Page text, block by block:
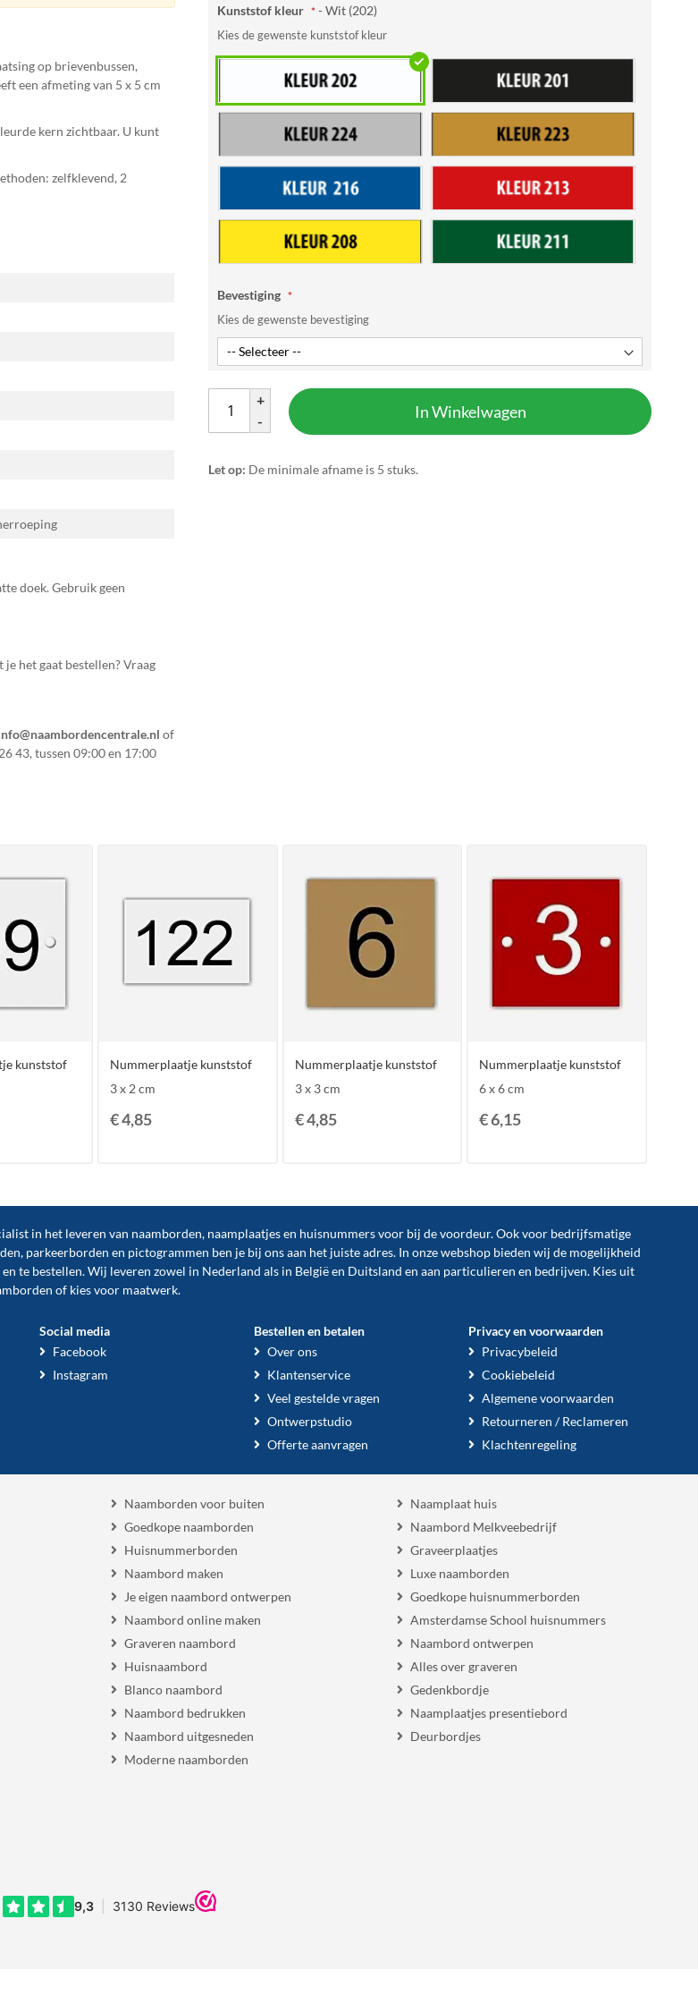
Kunststof kleur
- Wit (202)
Kies de gewenste kunststof kleur
Bevestiging
Kies de gewenste bevestiging
+
-
In Winkelwagen
Let op: De minimale afname is 5 stuks.
op brievenbussen,
een afmeting van 5 x 5 cm
kern zichtbaar. U kunt
zelfklevend, 2
doek. Gebruik geen
het gaat bestellen? Vraag
of
43, tussen 09:00 en 17:00
kunststof
Nummerplaatje kunststof
3 x 2 cm
€ 4,85
Nummerplaatje kunststof
3 x 3 cm
€ 4,85
Nummerplaatje kunststof
6 x 6 cm
€ 6,15
in het leveren van naamborden, naamplaatjes en huisnummers voor bij devoordeur. Ook voor bedrijfsmatige
, parkeerborden en pictogrammen ben je bij ons aan het juiste adres. In onze webshop bieden wij de mogelijkheid
te bestellen. Wij leveren zowel in Nederland als in België en Duitsland en aan particulieren en bedrijven. Kies uit
of kies voor maatwerk.
Social media
Facebook
Instagram
Bestellen en betalen
Over ons
Klantenservice
Veel gestelde vragen
Ontwerpstudio
Offerte aanvragen
Privacy en voorwaarden
Privacybeleid
Cookiebeleid
Algemene voorwaarden
Retourneren / Reclameren
Klachtenregeling
Naamborden voor buiten
Goedkope naamborden
Huisnummerborden
Naambord maken
Je eigen naambord ontwerpen
Naambord online maken
Graveren naambord
Huisnaambord
Blanco naambord
Naambord bedrukken
Naambord uitgesneden
Moderne naamborden
Naamplaat huis
Naambord Melkveebedrijf
Graveerplaatjes
Luxe naamborden
Goedkope huisnummerborden
Amsterdamse School huisnummers
Naambord ontwerpen
Alles over graveren
Gedenkbordje
Naamplaatjes presentiebord
Deurbordjes